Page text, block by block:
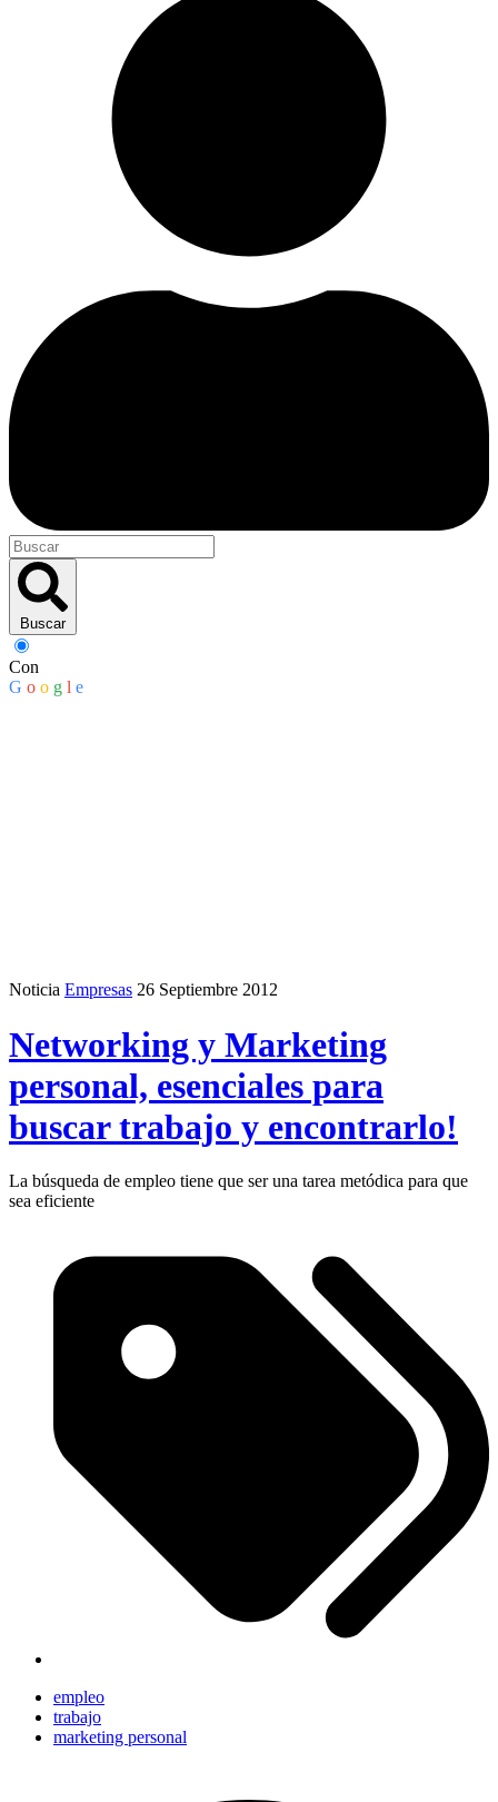
Buscar
Con
G o o g l e
Noticia Empresas 26 Septiembre 2012
Networking y Marketing
personal, esenciales para
buscar trabajo y encontrarlo!
La búsqueda de empleo tiene que ser una tarea metódica para que
sea eficiente
empleo
trabajo
marketing personal